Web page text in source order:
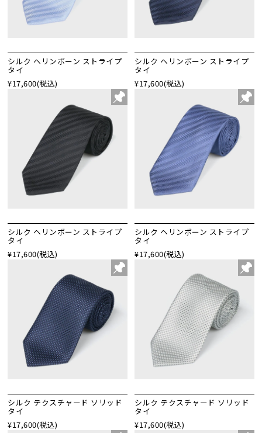
シルク ヘリンボーン ストライプ
タイ
¥17,600(税込)
シルク ヘリンボーン ストライプ
タイ
¥17,600(税込)
シルク ヘリンボーン ストライプ
タイ
¥17,600(税込)
シルク ヘリンボーン ストライプ
タイ
¥17,600(税込)
シルク テクスチャード ソリッド
タイ
¥17,600(税込)
シルク テクスチャード ソリッド
タイ
¥17,600(税込)